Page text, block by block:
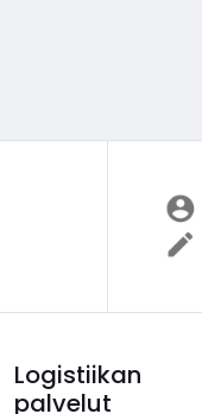
Logistiikan
palvelut